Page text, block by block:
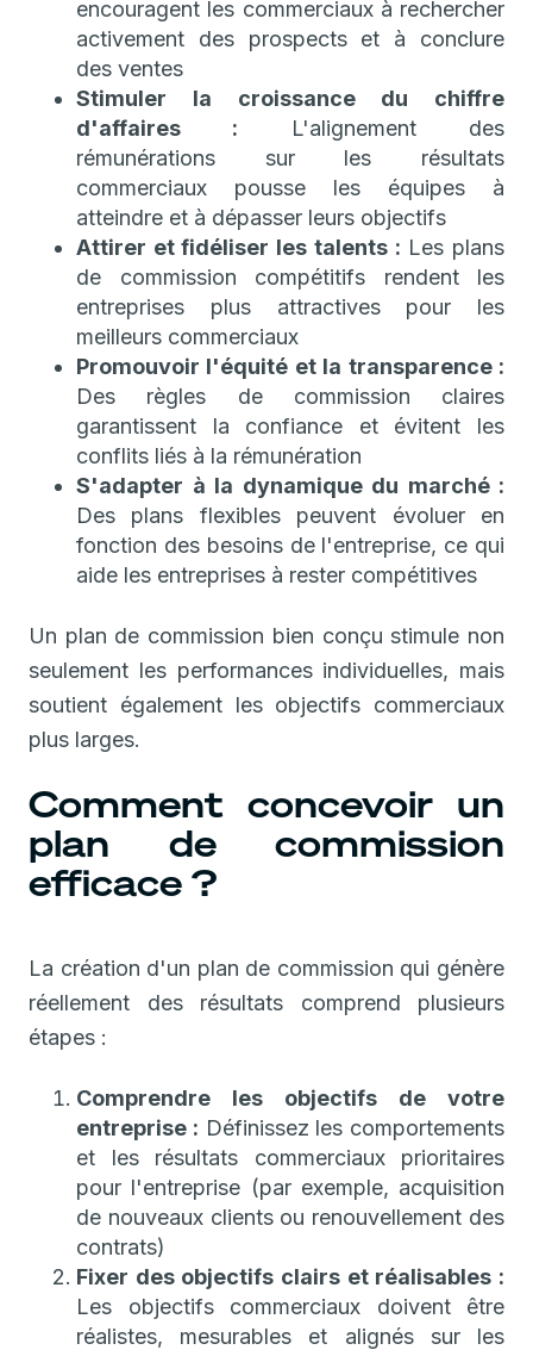
encouragent les commerciaux à rechercher
activement des prospects et à conclure
des ventes
Stimuler la croissance du chiffre
d'affaires : L'alignement des
rémunérations sur les résultats
commerciaux pousse les équipes à
atteindre et à dépasser leurs objectifs
Attirer et fidéliser les talents : Les plans
de commission compétitifs rendent les
entreprises plus attractives pour les
meilleurs commerciaux
Promouvoir l'équité et la transparence :
Des règles de commission claires
garantissent la confiance et évitent les
conflits liés à la rémunération
S'adapter à la dynamique du marché :
Des plans flexibles peuvent évoluer en
fonction des besoins de l'entreprise, ce qui
aide les entreprises à rester compétitives
Un plan de commission bien conçu stimule non
seulement les performances individuelles, mais
soutient également les objectifs commerciaux
plus larges.
Comment concevoir un
plan de commission
efficace ?
La création d'un plan de commission qui génère
réellement des résultats comprend plusieurs
étapes :
Comprendre les objectifs de votre
entreprise : Définissez les comportements
et les résultats commerciaux prioritaires
pour l'entreprise (par exemple, acquisition
de nouveaux clients ou renouvellement des
contrats)
Fixer des objectifs clairs et réalisables :
Les objectifs commerciaux doivent être
réalistes, mesurables et alignés sur les